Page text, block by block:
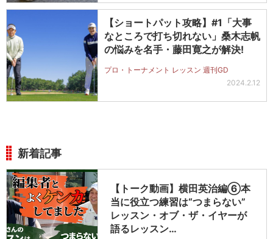
【ショートパット攻略】#1「大事
なところで打ち切れない」桑木志帆
の悩みを名手・藤田寛之が解決!
プロ・トーナメント レッスン 週刊GD
2024.2.12
新着記事
【トーク動画】横田英治編⑥本
当に役立つ練習は“つまらない”
レッスン・オブ・ザ・イヤーが
語るレッスン…